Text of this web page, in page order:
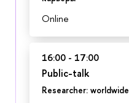
Online
16:00 - 17:00
Public-talk
Researcher: